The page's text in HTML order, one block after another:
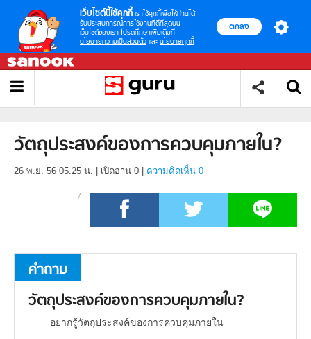
เว็บไซต์นี้ใช้คุกกี้ เราใช้คุกกี้เพื่อให้ท่านได้
รับประสบการณ์การใช้งานที่ดีที่สุดบน
เว็บไซต์ของเรา โปรดศึกษาเพิ่มเติมที่
นโยบายความเป็นส่วนตัว และ นโยบายคุกกี้
ตกลง
วัตถุประสงค์ของการควบคุมภายใน?
26 พ.ย. 56 05.25 น. เปิดอ่าน 0 ความคิดเห็น 0
คำถาม
วัตถุประสงค์ของการควบคุมภายใน?
อยากรู้วัตถุประสงค์ของการควบคุมภายใน